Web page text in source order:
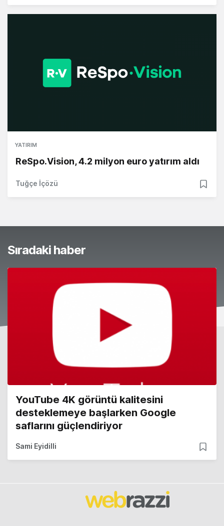
YATIRIM
ReSpo.Vision, 4.2 milyon euro yatırım aldı
Tuğçe İçözü
Sıradaki haber
YouTube 4K görüntü kalitesini
desteklemeye başlarken Google
saflarını güçlendiriyor
Sami Eyidilli